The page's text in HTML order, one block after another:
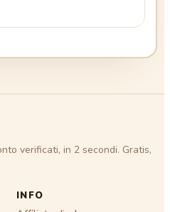
verificati, in 2 secondi. Gratis,
INFO